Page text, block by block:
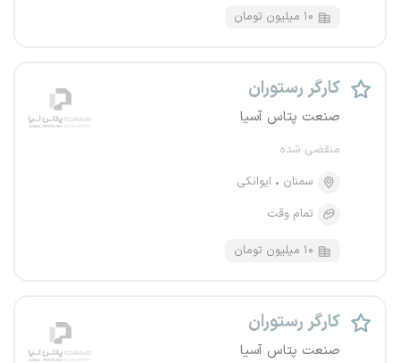
۱۰ میلیون تومان
کارگر رستوران
صنعت پتاس آسیا
منقضی شده
سمنان
ایوانکی
تمام وقت
۱۰ میلیون تومان
کارگر رستوران
صنعت پتاس آسیا